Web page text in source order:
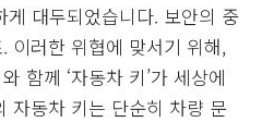
대두되었습니다. 보안의 중
이러한 위협에 맞서기 위해,
함께 ‘자동차 키’가 세상에
자동차 키는 단순히 차량 문